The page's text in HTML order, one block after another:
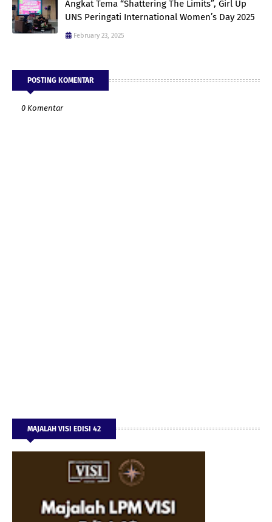
Angkat Tema “Shattering The Limits”, Girl Up
UNS Peringati International Women’s Day 2025
February 23, 2025
POSTING KOMENTAR
0 Komentar
MAJALAH VISI EDISI 42